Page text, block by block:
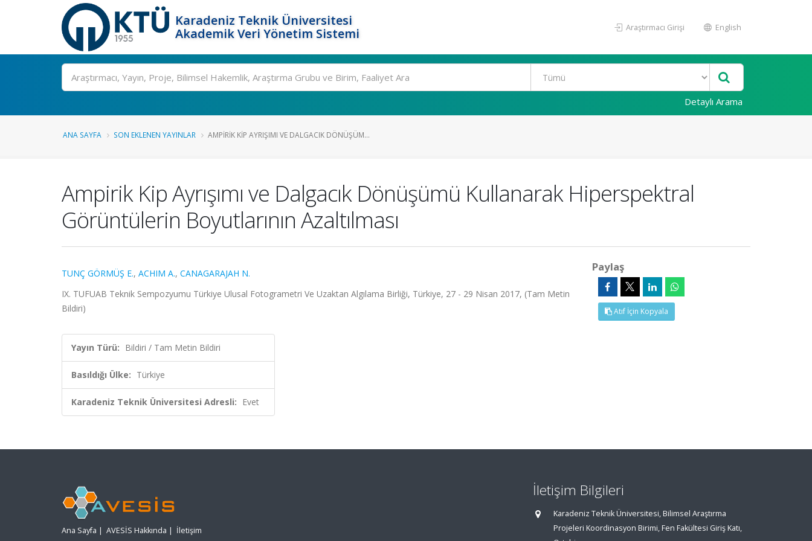
Karadeniz Teknik Üniversitesi
Akademik Veri Yönetim Sistemi
Araştırmacı Girişi English
Ara
Detaylı Arama
ANA SAYFA SON EKLENEN YAYINLAR AMPIRIK KIP AYRIŞIMI VE DALGACIK DÖNÜŞÜM...
Ampirik Kip Ayrışımı ve Dalgacık Dönüşümü Kullanarak Hiperspektral
Görüntülerin Boyutlarının Azaltılması
TUNÇ GÖRMÜŞ E., ACHIM A., CANAGARAJAH N.
IX. TUFUAB Teknik Sempozyumu Türkiye Ulusal Fotogrametri Ve Uzaktan Algılama Birliği, Türkiye, 27 - 29 Nisan 2017, (Tam Metin
Bildiri)
Yayın Türü: Bildiri / Tam Metin Bildiri
Basıldığı Ülke: Türkiye
Karadeniz Teknik Üniversitesi Adresli: Evet
Paylaş
Atıf İçin Kopyala
Ana Sayfa | AVESİS Hakkında | İletişim
İletişim Bilgileri
Karadeniz Teknik Üniversitesi, Bilimsel Araştırma
Projeleri Koordinasyon Birimi, Fen Fakültesi Giriş Katı,